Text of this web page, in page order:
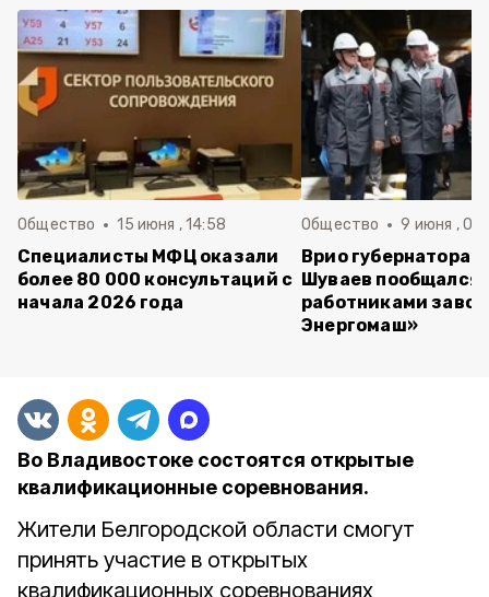
Общество 15 июня , 14:58
Специалисты МФЦ оказали
более 80 000 консультаций с
начала 2026 года
Общество 9 июня ,
Врио губернатора
Шуваев пообщался
работниками
Энергомаш»
Во Владивостоке состоятся открытые
квалификационные соревнования.
Жители Белгородской области смогут
принять участие в открытых
квалификационных соревнованиях